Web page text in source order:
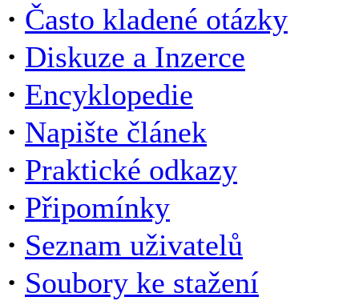
· Často kladené otázky
· Diskuze a Inzerce
· Encyklopedie
· Napište článek
· Praktické odkazy
· Připomínky
· Seznam uživatelů
· Soubory ke stažení